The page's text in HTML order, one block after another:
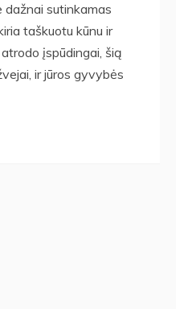
dažnai sutinkamas
taškuotu kūnu ir
įspūdingai, šią
ir jūros gyvybės